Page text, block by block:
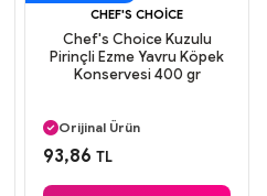
CHEF'S CHOICE
Chef's Choice Kuzulu
Pirinçli Ezme Yavru Köpek
Konservesi 400 gr
Orijinal Ürün
Güvenli Ödeme
93,86 TL